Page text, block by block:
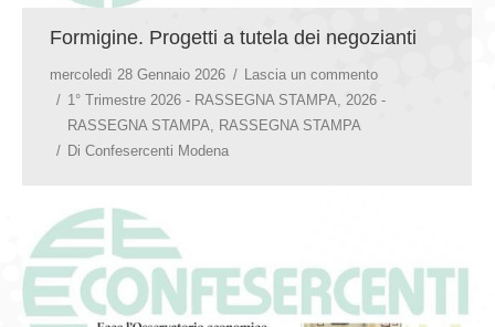
Formigine. Progetti a tutela dei negozianti
mercoledì 28 Gennaio 2026
Lascia un commento
1° Trimestre 2026 - RASSEGNA STAMPA, 2026 -
RASSEGNA STAMPA, RASSEGNA STAMPA
Di Confesercenti Modena